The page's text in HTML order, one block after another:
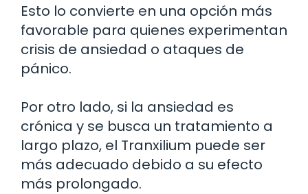
Esto lo convierte en una opción más
favorable para quienes experimentan
crisis de ansiedad o ataques de
pánico.
Por otro lado, si la ansiedad es
crónica y se busca un tratamiento a
largo plazo, el Tranxilium puede ser
más adecuado debido a su efecto
más prolongado.